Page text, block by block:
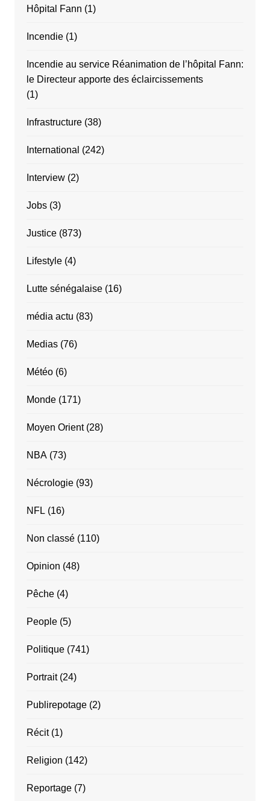
Hôpital Fann (1)
Incendie(1)
Incendie au service Réanimation de l’hôpital Fann:
le Directeur apporte des éclaircissements
(1)
Infrastructure(38)
International (242)
Interview(2)
Jobs(3)
Justice(873)
Lifestyle(4)
Lutte sénégalaise(16)
média actu (83)
Medias(76)
Météo(6)
Monde(171)
Moyen Orient(28)
NBA(73)
Nécrologie(93)
NFL (16)
Non classé(110)
Opinion (48)
Pêche(4)
People(5)
Politique(741)
Portrait(24)
Publirepotage(2)
Récit(1)
Religion (142)
Reportage(7)